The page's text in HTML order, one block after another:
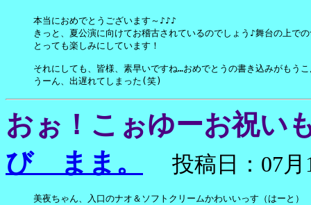
本当におめでとうございます～♪♪♪
きっと、夏公演に向けてお稽古されているのでしょう♪舞台の上で
とっても楽しみにしています！
それにしても、皆様、素早いですね…おめでとうの書き込みがもう
うーん、出遅れてしまった(笑)
おぉ！こぉゆーお祝い
び まま。 投稿日：07月
美夜ちゃん、入口のナオ＆ソフトクリームかわいいっす（はーと）